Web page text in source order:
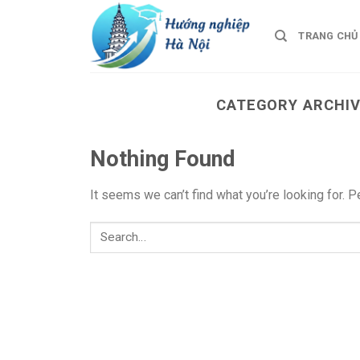
TRANG CHỦ
CATEGORY
Nothing Found
It seems we can’t find what you’re looking for.